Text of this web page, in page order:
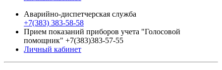
Аварийно-диспетчерская служба
+7(383) 383-58-58
Прием показаний приборов учета "Голосовой
помощник" +7(383)383-57-55
Личный кабинет